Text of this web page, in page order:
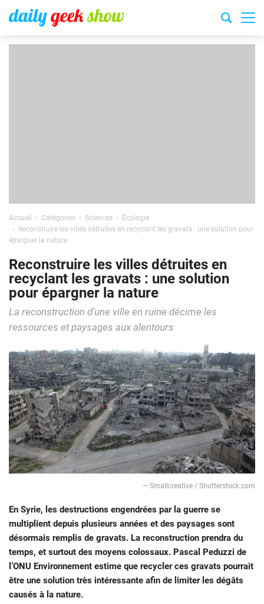
Accueil Catégories Sciences
Écologie
Reconstruire les villes détruites en recyclant les gravats : une solution pour
épargner la nature
Reconstruire les villes détruites en
recyclant les gravats : une solution
pour épargner la nature
La reconstruction d'une ville en ruine décime les
ressources et paysages aux alentours
— Smallcreative / Shutterstock.com
En Syrie, les destructions engendrées par la guerre se
multiplient depuis plusieurs années et des paysages sont
désormais remplis de gravats. La reconstruction prendra du
temps, et surtout des moyens colossaux. Pascal Peduzzi de
l’ONU Environnement estime que recycler ces gravats pourrait
être une solution très intéressante afin de limiter les dégâts
causés à la nature.